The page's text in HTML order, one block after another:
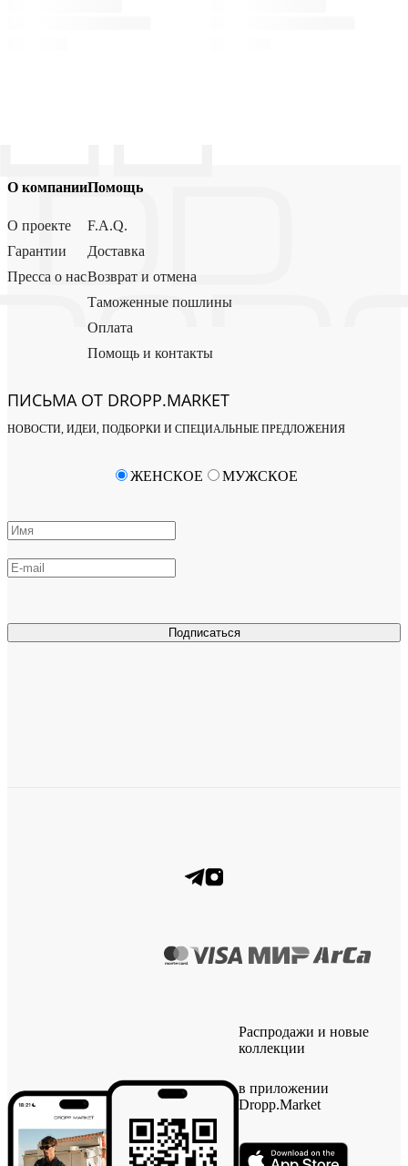
О компании
О проекте
Гарантии
Пресса о нас
Помощь
F.A.Q.
Доставка
Возврат и отмена
Таможенные пошлины
Оплата
Помощь и контакты
ПИСЬМА ОТ DROPP.MARKET
НОВОСТИ, ИДЕИ, ПОДБОРКИ И СПЕЦИАЛЬНЫЕ ПРЕДЛОЖЕНИЯ
Подписаться
ЖЕНСКОЕ МУЖСКОЕ
Распродажи и новые
коллекции
в приложении
Dropp.Market